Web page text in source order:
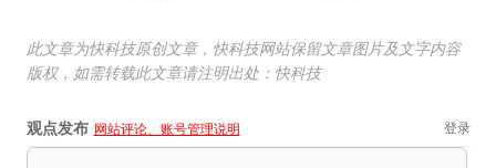
此文章为快科技原创文章，快科技网站保留文章图片及文字内容
版权，如需转载此文章请注明出处：快科技
观点发布 网站评论、账号管理说明 登录